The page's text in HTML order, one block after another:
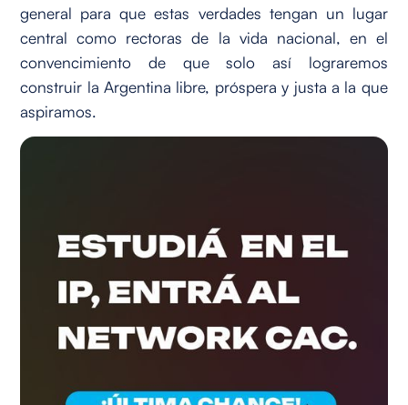
general para que estas verdades tengan un lugar
central como rectoras de la vida nacional, en el
convencimiento de que solo así lograremos
construir la Argentina libre, próspera y justa a la que
aspiramos.